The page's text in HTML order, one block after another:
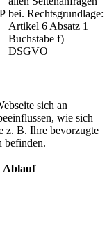
bei. Rechtsgrundlage:
Artikel 6 Absatz 1
Buchstabe f)
DSGVO
sich an
wie sich
z. B. Ihre bevorzugte
befinden.
Ablauf